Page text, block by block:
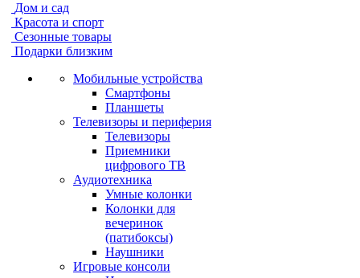
Дом и сад
Красота и спорт
Сезонные товары
Подарки близким
Мобильные устройства
Смартфоны
Планшеты
Телевизоры и периферия
Телевизоры
Приемники
цифрового ТВ
Аудиотехника
Умные колонки
Колонки для
вечеринок
(патибоксы)
Наушники
Игровые консоли